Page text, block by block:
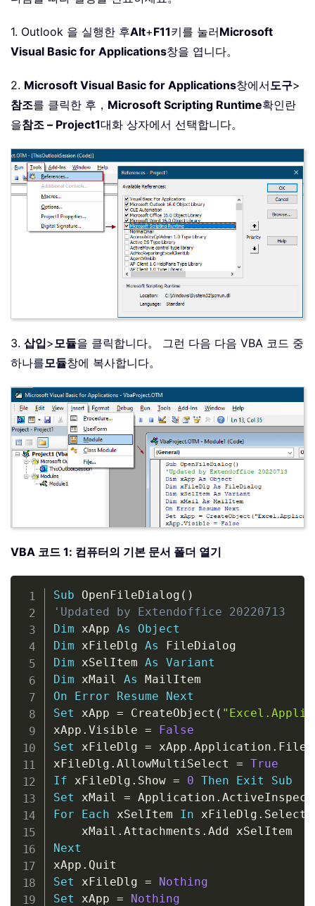
1. Outlook 을 실행한 후Alt+F11키를 눌러Microsoft
Visual Basic for Applications창을 엽니다。
2. Microsoft Visual Basic for Applications창에서도구>
참조를 클릭한 후， Microsoft Scripting Runtime확인란
을참조 – Project1대화 상자에서 선택합니다。
3. 삽입>모듈을 클릭합니다。 그런 다음 다음 VBA 코드 중
하나를모듈창에 복사합니다。
VBA 코드 1: 컴퓨터의 기본 문서 폴더 열기
Sub OpenFileDialog ( )
'Updated by Extendoffice 20220713
Dim xApp As
Object
Dim xFileDlg As
Dim xSelItem As
Variant
Dim xMail As
On
Error Resume
Next
Set xApp = CreateObject (
xApp . Visible =
False
Set xFileDlg = xApp . Application .
xFileDlg . AllowMultiSelect = True
If xFileDlg . Show = 0 Then Exit
Sub
Set xMail = Application .
For
Each xSelItem In xFileDlg .
    xMail
. Attachments .
Next
xApp .
Set xFileDlg =
Nothing
Set xApp =
Nothing